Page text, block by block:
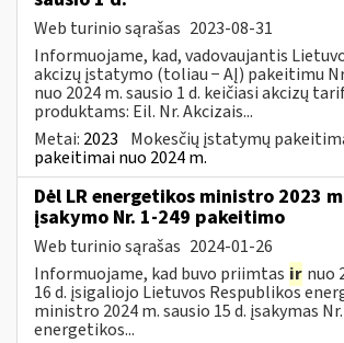
Web turinio sąrašas 2023-08-31
Informuojame, kad, vadovaujantis
akcizų įstatymo (toliau − AĮ) pakeitimu
nuo 2024 m. sausio 1 d. keičiasi akcizų
produktams: Eil. Nr. Akcizais...
Metai: 2023 Mokesčių įstatymų
pakeitimai nuo 2024 m.
Dėl LR energetikos ministro 2023
įsakymo Nr. 1-249 pakeitimo
Web turinio sąrašas 2024-01-26
Informuojame, kad buvo priimtas ir nuo
16 d. įsigaliojo Lietuvos Respublikos
ministro 2024 m. sausio 15 d. įsakymas
energetikos...